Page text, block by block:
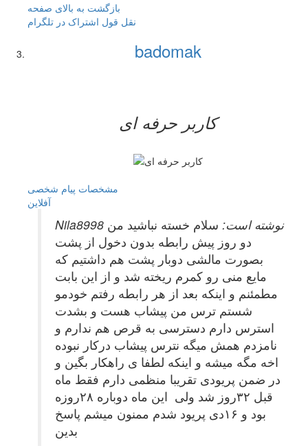
بازگشت به بالای صفحه
نقل قول اشتراک در تلگرام
badomak
کاربر حرفه ای
مشخصات پیام شخصی
آفلاين
Nila8998 نوشته است: سلام خسته نباشید من
دو روز پیش رابطه بدون دخول از پشت
بصورت مالشی دوبار پشت هم داشتیم که
مایع منی رو کمرم ریخته شد و از این بابت
مطمئنم و اینکه بعد از هر رابطه رفتم خودمو
شستم ترس من پیشاب هست و بشدت
استرس دارم دسترسی به قرص هم ندارم و
نامزدم همش میگه نترس پیشاب درکار نبوده
اخه مگه میشه و اینکه لطفا ی راهکار بگین و
در ضمن پریودی تقریبا منظمی دارم فقط ماه
قبل ۳۲روز شد ولی این ماه دوباره ۲۸روزه
بود و ۱۶دی پریود شدم ممنون میشم پاسخ
بدین